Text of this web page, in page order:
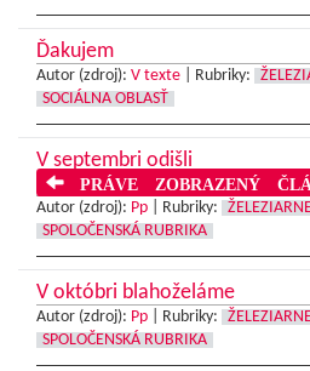
Ďakujem
Autor (zdroj): V texte Rubriky:
SOCIÁLNA OBLASŤ
V septembri odišli
PRÁVE ZOBRAZENÝ
Autor (zdroj): Pp Rubriky:
SPOLOČENSKÁ RUBRIKA
V októbri blahoželáme
Autor (zdroj): Pp Rubriky:
SPOLOČENSKÁ RUBRIKA